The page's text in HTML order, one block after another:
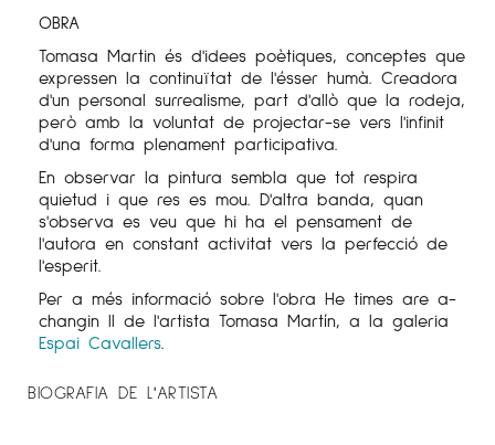
OBRA
Tomasa Martin és d'idees poètiques, conceptes que
expressen la continuïtat de l'ésser humà. Creadora
d'un personal surrealisme, part d'allò que la rodeja,
però amb la voluntat de projectar-se vers l'infinit
d'una forma plenament participativa.
En observar la pintura sembla que tot respira
quietud i que res es mou. D'altra banda, quan
s'observa es veu que hi ha el pensament de
l'autora en constant activitat vers la perfecció de
l'esperit.
Per a més informació sobre l'obra He times are a-
changin II de l'artista Tomasa Martín , a la galeria
Espai Cavallers
BIOGRAFIA DE L'ARTISTA